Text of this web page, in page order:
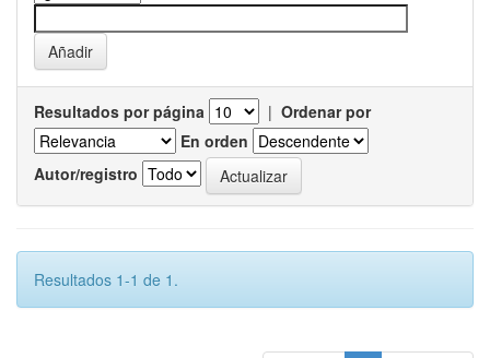
Resultados por página | Ordenar por
En orden
Autor/registro
Resultados 1-1 de 1.